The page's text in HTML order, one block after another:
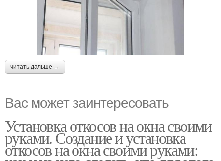
читать дальше →
Вас может заинтересовать
Установка откосов на окна своими
руками. Создание и установка
откосов на окна своими руками: